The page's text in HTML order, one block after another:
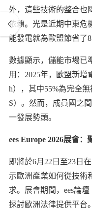
外，這些技術的整合也
依賴。光是近期中東危
能發電就為歐盟節省了
數據顯示，儲能市場已
用：2025年，歐盟新增
h），其中55%為完全
S）。然而，成員國之
一發展勢頭。
ees Europe 2026展會
即將於6月22日至23日
示歐洲產業如何從技術
求。展會期間，ees論
探討歐洲法律提供平台